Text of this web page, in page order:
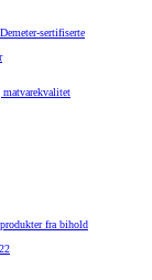
sertifiserte
fra bihold